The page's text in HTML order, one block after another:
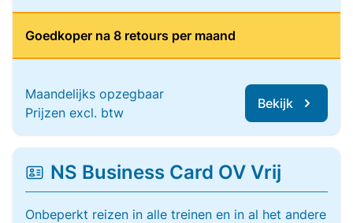
Goedkoper na 8 retours per maand
Maandelijks opzegbaar
Prijzen excl. btw
Bekijk
NS Business Card OV Vrij
Onbeperkt reizen in alle treinen en in al het andere